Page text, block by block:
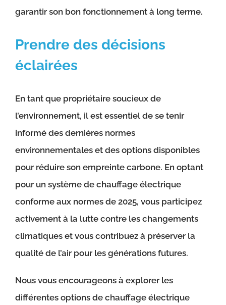
garantir son bon fonctionnement à long terme.
Prendre des décisions
éclairées
En tant que propriétaire soucieux de
l’environnement, il est essentiel de se tenir
informé des dernières normes
environnementales et des options disponibles
pour réduire son empreinte carbone. En optant
pour un système de chauffage électrique
conforme aux normes de 2025, vous participez
activement à la lutte contre les changements
climatiques et vous contribuez à préserver la
qualité de l’air pour les générations futures.
Nous vous encourageons à explorer les
différentes options de chauffage électrique